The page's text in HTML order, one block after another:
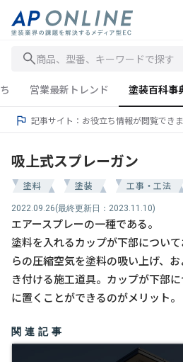
商品、型番、キーワードで探す
営業最新トレンド 塗装百科事
記事サイト：お役立ち情報が閲覧でき
吸上式スプレーガン
塗料 塗装 工事・工法
2022.09.26(最終更新日：2023.11.10)
エアースプレーの一種である。
塗料を入れるカップが下部につい
らの圧縮空気を塗料の吸い上げ、
き付ける施工道具。カップが下部
に置くことができるのがメリット。
関連記事